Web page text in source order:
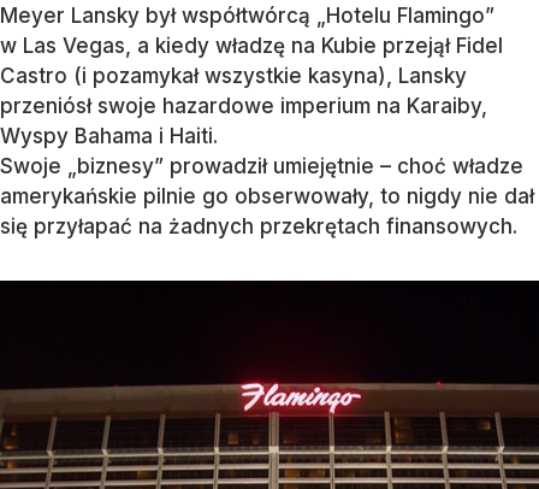
Meyer Lansky był współtwórcą „Hotelu Flamingo”
w Las Vegas, a kiedy władzę na Kubie przejął Fidel
Castro (i pozamykał wszystkie kasyna), Lansky
przeniósł swoje hazardowe imperium na Karaiby,
Wyspy Bahama i Haiti.
Swoje „biznesy” prowadził umiejętnie – choć władze
amerykańskie pilnie go obserwowały, to nigdy nie dał
się przyłapać na żadnych przekrętach finansowych.